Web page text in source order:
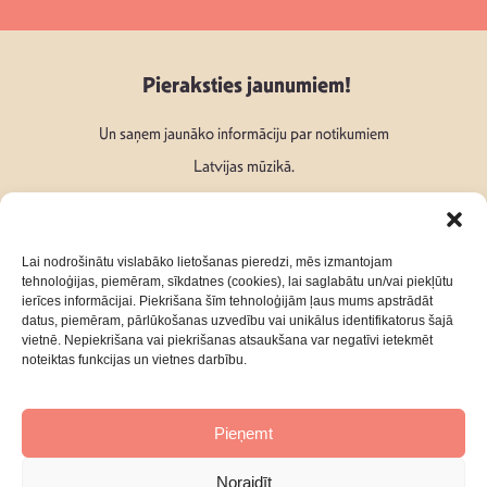
Lai nodrošinātu vislabāko lietošanas pieredzi, mēs izmantojam
tehnoloģijas, piemēram, sīkdatnes (cookies), lai saglabātu un/vai piekļūtu
ierīces informācijai. Piekrišana šīm tehnoloģijām ļaus mums apstrādāt
datus, piemēram, pārlūkošanas uzvedību vai unikālus identifikatorus šajā
vietnē. Nepiekrišana vai piekrišanas atsaukšana var negatīvi ietekmēt
noteiktas funkcijas un vietnes darbību.
Pieņemt
Noraidīt
Pieraksties jaunumiem!
Un saņem jaunāko informāciju par notikumiem
Latvijas mūzikā.
Seko mums:
Par mumsKontakti